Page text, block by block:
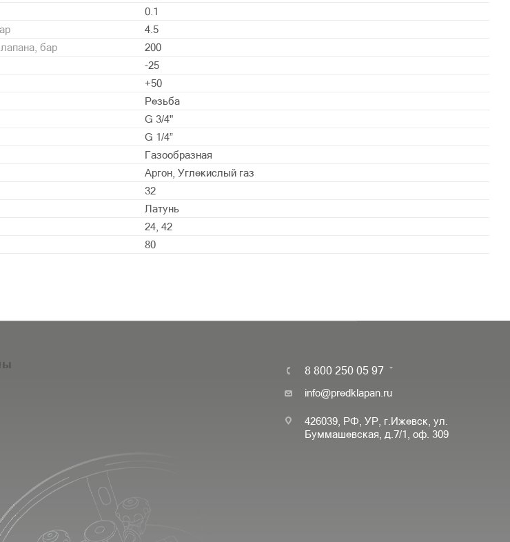
0.1
4.5
бар
200
-25
+50
Резьба
G 3/4"
G 1/4”
Газообразная
Аргон, Углекислый газ
32
Латунь
24, 42
80
8 800 250 05 97
info@predklapan.ru
426039, РФ, УР, г.Ижевск, ул.
Буммашевская, д.7/1, оф. 309